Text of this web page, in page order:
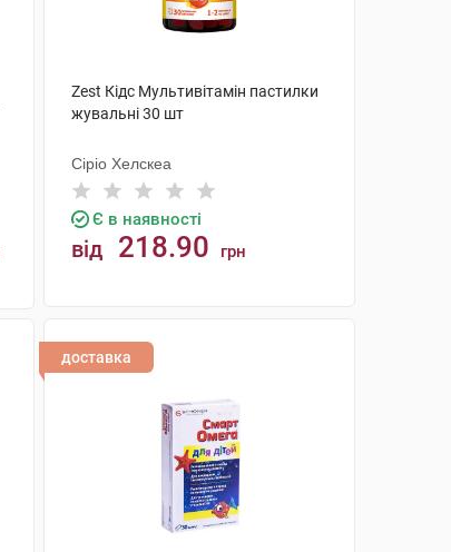
Zest Кідс Мультивітамін пастилки
жувальні 30 шт
Сіріо Хелскеа
Є в наявності
від 218.90 грн
доставка